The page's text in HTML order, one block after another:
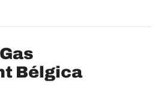
Bélgica